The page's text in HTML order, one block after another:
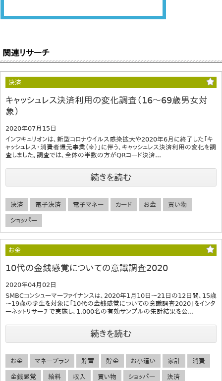
関連リサーチ
決済
キャッシュレス決済利用の変化調査（16～69歳男女対
象）
2020年07月15日
インフキュリオンは、新型コロナウイルス感染拡大や2020年6月に終了した「キ
ャッシュレス・消費者還元事業（※）」に伴う、キャッシュレス決済利用の変化を調
査しました。調査では、全体の半数の方がQRコード決済...
続きを読む
決済 電子決済 電子マネー カード お金 買い物
ショッパー
お金
10代の金銭感覚についての意識調査2020
2020年04月02日
SMBCコンシューマーファイナンスは、2020年1月10日～21日の12日間、15歳
～19歳の学生を対象に「10代の金銭感覚についての意識調査2020」をインタ
ーネットリサーチで実施し、1,000名の有効サンプルの集計結果を公...
続きを読む
お金 マネープラン 貯蓄 貯金 お小遣い 家計 消費
金銭感覚 給料 収入 買い物 ショッパー 決済